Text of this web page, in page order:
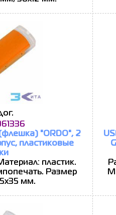
"ORDO", 2
пластиковые
пластик.
Размер
мм.